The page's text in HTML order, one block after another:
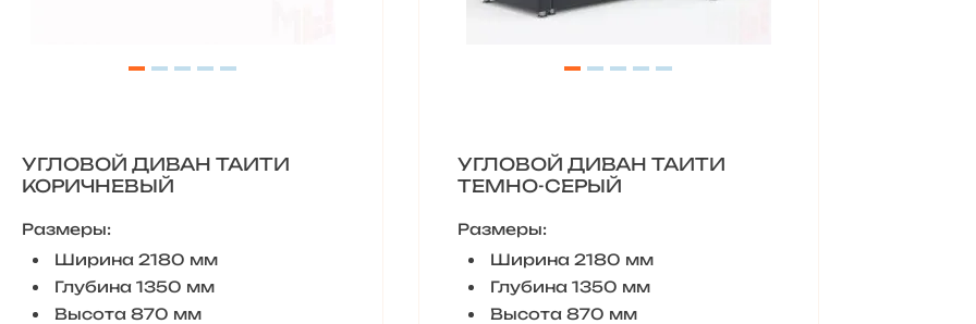
УГЛОВОЙ ДИВАН ТАИТИ
КОРИЧНЕВЫЙ
Размеры:
Ширина 2180 мм
Глубина 1350 мм
Высота 870 мм
УГЛОВОЙ ДИВАН ТАИТИ
ТЕМНО-СЕРЫЙ
Размеры:
Ширина 2180 мм
Глубина 1350 мм
Высота 870 мм